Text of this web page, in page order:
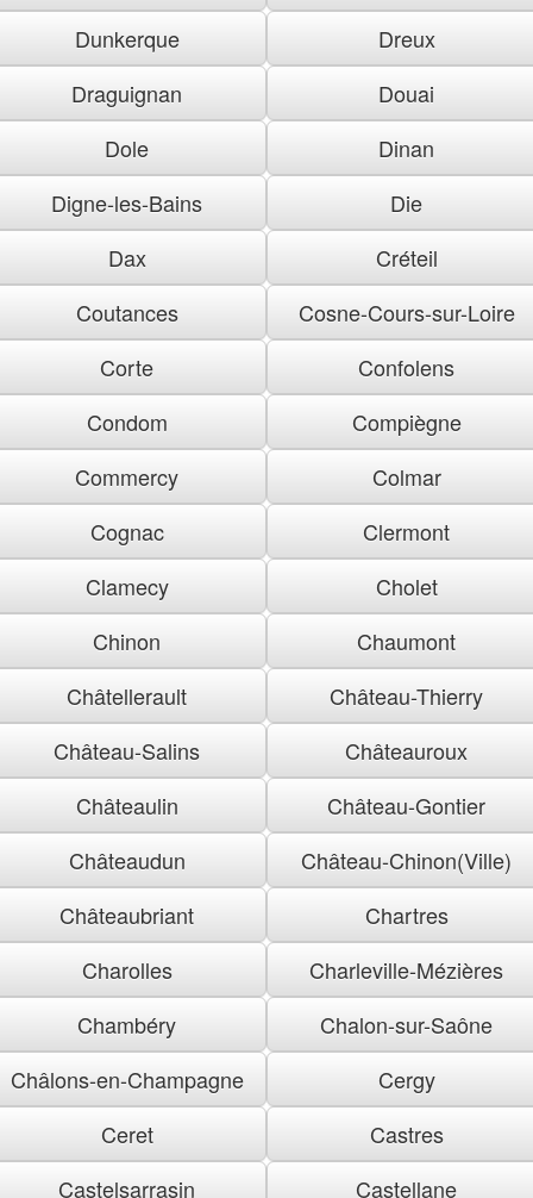
Dunkerque
Dreux
Draguignan
Douai
Dole
Dinan
Digne-les-Bains
Die
Dax
Créteil
Coutances
Cosne-Cours-sur-Loire
Corte
Confolens
Condom
Compiègne
Commercy
Colmar
Cognac
Clermont
Clamecy
Cholet
Chinon
Chaumont
Châtellerault
Château-Thierry
Château-Salins
Châteauroux
Châteaulin
Château-Gontier
Châteaudun
Château-Chinon(Ville)
Châteaubriant
Chartres
Charolles
Charleville-Mézières
Chambéry
Chalon-sur-Saône
Châlons-en-Champagne
Cergy
Ceret
Castres
Castelsarrasin
Castellane